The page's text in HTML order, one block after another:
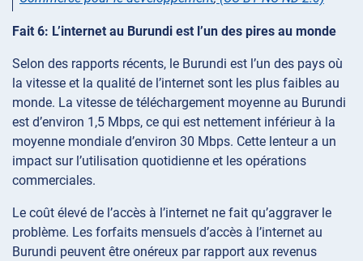
Fait 6: L’internet au Burundi est l’un des pires au monde
Selon des rapports récents, le Burundi est l’un des pays où
la vitesse et la qualité de l’internet sont les plus faibles au
monde. La vitesse de téléchargement moyenne au Burundi
est d’environ 1,5 Mbps, ce qui est nettement inférieur à la
moyenne mondiale d’environ 30 Mbps. Cette lenteur a un
impact sur l’utilisation quotidienne et les opérations
commerciales.
Le coût élevé de l’accès à l’internet ne fait qu’aggraver le
problème. Les forfaits mensuels d’accès à l’internet au
Burundi peuvent être onéreux par rapport aux revenus